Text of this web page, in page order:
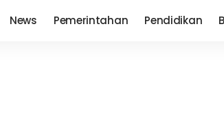
News Pemerintahan Pendidikan